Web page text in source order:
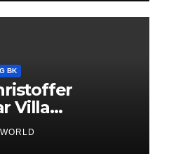
BK
Villa
kontraktet